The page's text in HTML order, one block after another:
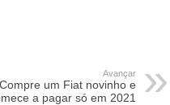
Avançar
Compre um Fiat novinho e
a pagar só em 2021